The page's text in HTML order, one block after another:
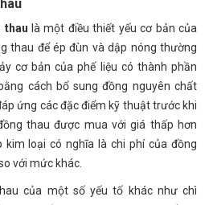
thau là một điều thiết yếu cơ bản của
thau để ép đùn và dập nóng thường
cơ bản của phế liệu có thành phần
cách bổ sung đồng nguyên chất
ứng các đặc điểm kỹ thuật trước khi
thau được mua với giá thấp hơn
kim loại có nghĩa là chi phí của đồng
với mức khác.
của một số yếu tố khác như chì